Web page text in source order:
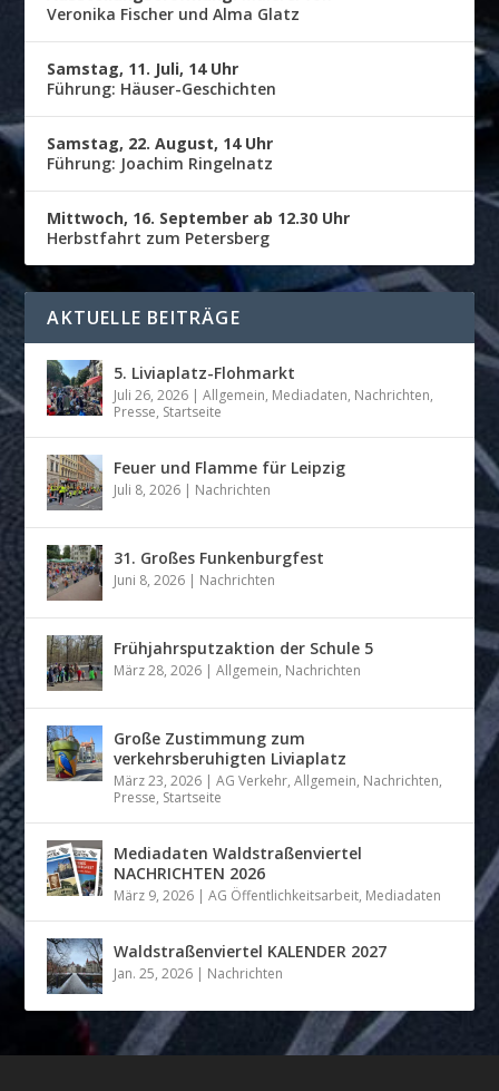
Veronika Fischer und Alma Glatz
Samstag, 11. Juli, 14 Uhr
Führung: Häuser-Geschichten
Samstag, 22. August, 14 Uhr
Führung: Joachim Ringelnatz
Mittwoch, 16. September ab 12.30 Uhr
Herbstfahrt zum Petersberg
AKTUELLE BEITRÄGE
5. Liviaplatz-Flohmarkt
Juli 26, 2026 |Allgemein, Mediadaten, Nachrichten,
Presse, Startseite
Feuer und Flamme für Leipzig
Juli 8, 2026 | Nachrichten
31. Großes Funkenburgfest
Juni 8, 2026 | Nachrichten
Frühjahrsputzaktion der Schule 5
März 28, 2026 |Allgemein, Nachrichten
Große Zustimmung zum
verkehrsberuhigten Liviaplatz
März 23, 2026 |AG Verkehr,Allgemein, Nachrichten,
Presse, Startseite
Mediadaten Waldstraßenviertel
NACHRICHTEN 2026
März 9, 2026 |AG Öffentlichkeitsarbeit, Mediadaten
Waldstraßenviertel KALENDER 2027
Jan. 25, 2026 | Nachrichten